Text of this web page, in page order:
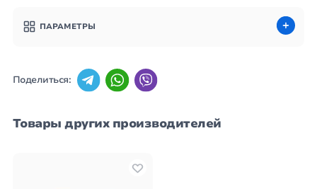
ПАРАМЕТРЫ
Поделиться:
Товары других производителей